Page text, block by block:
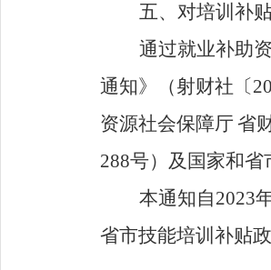
五、对培训补
通过就业补助
通知》（射财社〔
资源社会保障厅省
288号）及国家和省
本通知自2023
省市技能培训补贴